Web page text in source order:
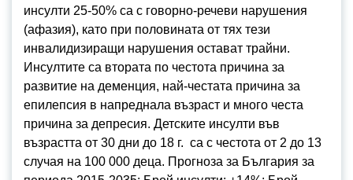
инсулти 25-50% са с говорно-речеви нарушения
(афазия), като при половината от тях тези
инвалидизиращи нарушения остават трайни.
Инсултите са втората по честота причина за
развитие на деменция, най-честата причина за
епилепсия в напреднала възраст и много честа
причина за депресия. Детските инсулти във
възрастта от 30 дни до 18 г. са с честота от 2 до 13
случая на 100 000 деца. Прогноза за България за